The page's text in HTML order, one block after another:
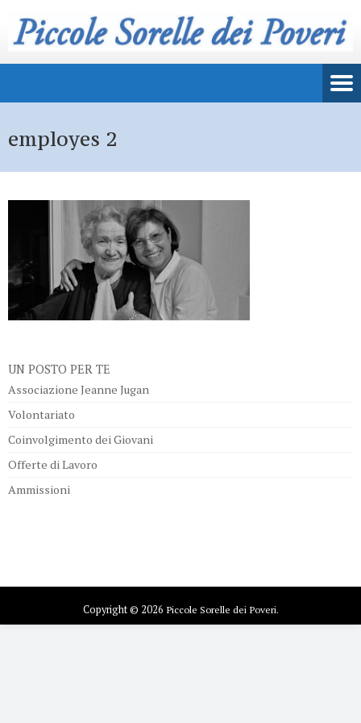
employes 2
UN POSTO PER TE
Associazione Jeanne Jugan
Volontariato
Coinvolgimento dei Giovani
Offerte di Lavoro
Ammissioni
Copyright © 2026 Piccole Sorelle dei Poveri.